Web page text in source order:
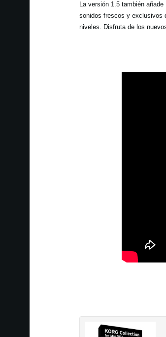
La versión 1.5 también
sonidos frescos y exclusivos
niveles. Disfruta de los